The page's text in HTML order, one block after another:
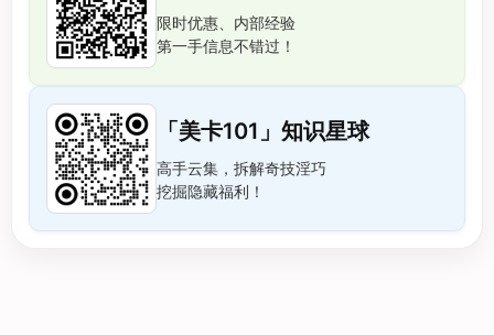
限时优惠、内部经验
第一手信息不错过！
「美卡101」知识星球
高手云集，拆解奇技淫巧
挖掘隐藏福利！